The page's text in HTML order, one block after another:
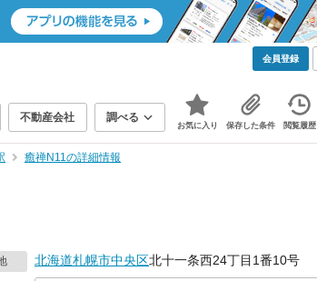
会員登録
不動産会社 調べる
お気に入り 保存した条件 閲覧履歴
癒禅N11の詳細情報
北海道札幌市中央区北十一条西24丁目1番10号